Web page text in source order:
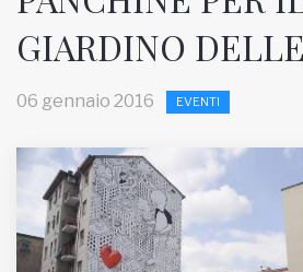
RUBRICHE
Inviateci le vostre segnalazioni
Iscriviti alla newsletter
GIARDINO
06 gennaio 2016 EVENTI